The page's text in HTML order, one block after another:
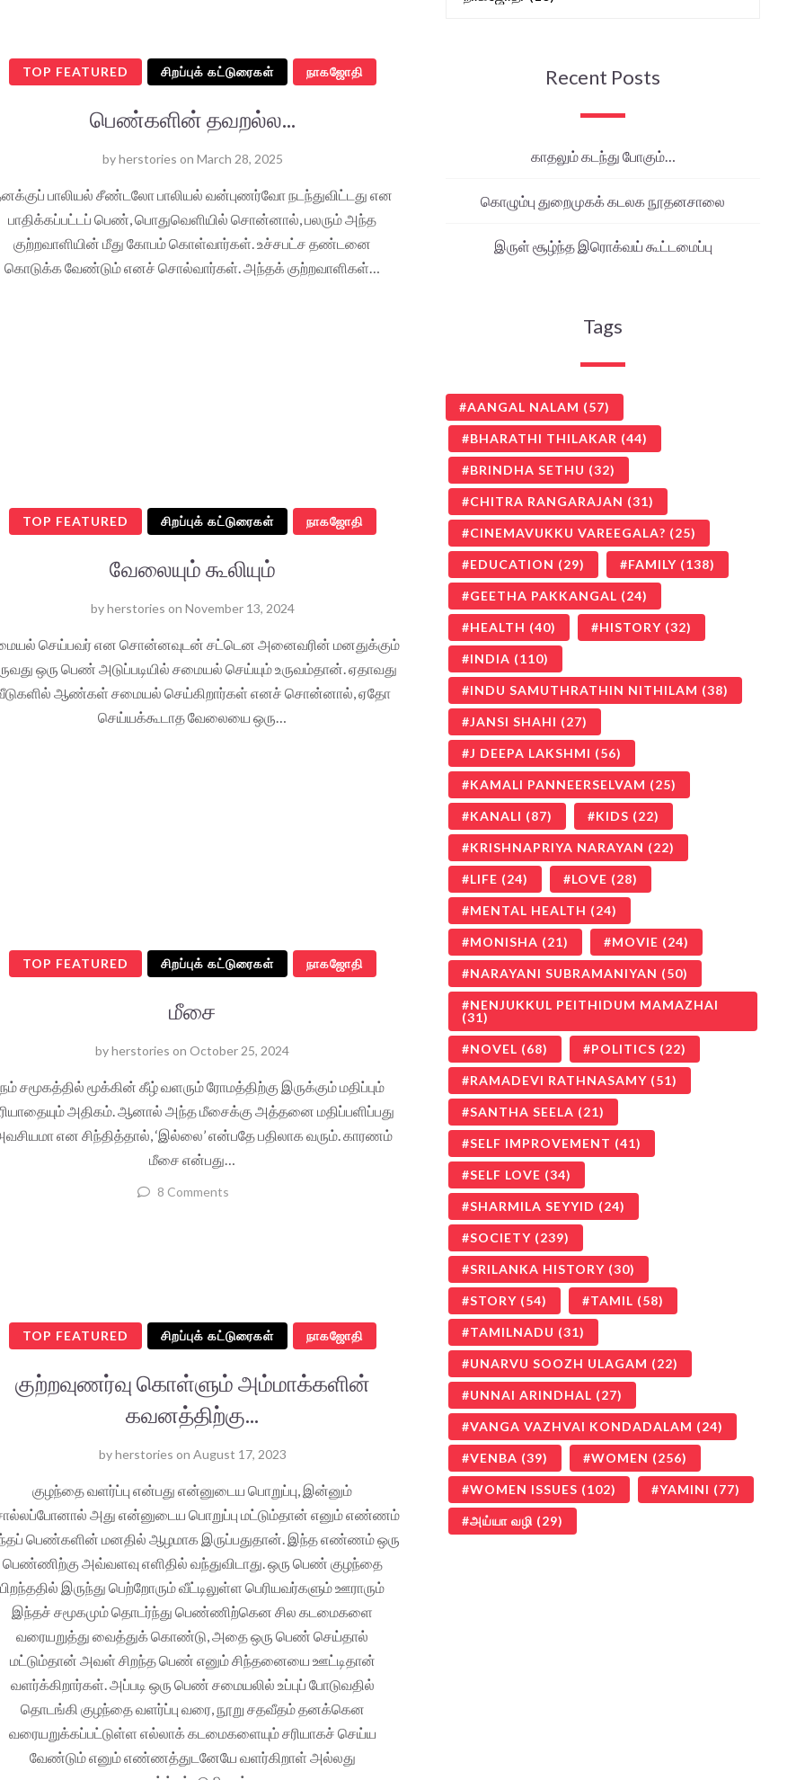
TOP FEATURED சிறப்புக் கட்டுரைகள் நாகஜோதி
பெண்களின் தவறல்ல...
byherstories on March 28, 2025
பாலியல் சீண்டலோ பாலியல் வன்புணர்வோ நடந்துவிட்டது என
பாதிக்கப்பட்டப் பெண், பொதுவெளியில் சொன்னால், பலரும் அந்த
குற்றவாளியின் மீது கோபம் கொள்வார்கள். உச்சபட்ச தண்டனை
கொடுக்க வேண்டும் எனச் சொல்வார்கள். அந்தக் குற்றவாளிகள்…
TOP FEATURED சிறப்புக் கட்டுரைகள் நாகஜோதி
வேலையும் கூலியும்
byherstories on November 13, 2024
செய்பவர் என சொன்னவுடன் சட்டென அனைவரின் மனதுக்கும்
ஒரு பெண் அடுப்படியில் சமையல் செய்யும் உருவம்தான். ஏதாவது
ஆண்கள் சமையல் செய்கிறார்கள் எனச் சொன்னால், ஏதோ
செய்யக்கூடாத வேலையை ஒரு…
TOP FEATURED சிறப்புக் கட்டுரைகள் நாகஜோதி
மீசை
byherstories on October 25, 2024
நம் சமூகத்தில் மூக்கின் கீழ் வளரும் ரோமத்திற்கு இருக்கும் மதிப்பும்
அதிகம். ஆனால் அந்த மீசைக்கு அத்தனை மதிப்பளிப்பது
என சிந்தித்தால், ‘இல்லை’ என்பதே பதிலாக வரும். காரணம்
மீசை என்பது…
8 Comments
TOP FEATURED சிறப்புக் கட்டுரைகள் நாகஜோதி
குற்றவுணர்வு கொள்ளும் அம்மாக்களின்
கவனத்திற்கு...
byherstories on August 17, 2023
குழந்தை வளர்ப்பு என்பது என்னுடைய பொறுப்பு, இன்னும்
அது என்னுடைய பொறுப்பு மட்டும்தான் எனும் எண்ணம்
பெண்களின் மனதில் ஆழமாக இருப்பதுதான். இந்த எண்ணம் ஒரு
பெண்ணிற்கு அவ்வளவு எளிதில் வந்துவிடாது. ஒரு பெண் குழந்தை
பிறந்ததில் இருந்து பெற்றோரும் வீட்டிலுள்ள பெரியவர்களும் ஊராரும்
இந்தச் சமூகமும் தொடர்ந்து பெண்ணிற்கென சில கடமைகளை
வரையறுத்து வைத்துக் கொண்டு, அதை ஒரு பெண் செய்தால்
மட்டும்தான் அவள் சிறந்த பெண் எனும் சிந்தனையை ஊட்டிதான்
வளர்க்கிறார்கள். அப்படி ஒரு பெண் சமையலில் உப்புப் போடுவதில்
தொடங்கி குழந்தை வளர்ப்பு வரை, நூறு சதவீதம் தனக்கென
வரையறுக்கப்பட்டுள்ள எல்லாக் கடமைகளையும் சரியாகச் செய்ய
வேண்டும் எனும் எண்ணத்துடனேயே வளர்கிறாள் அல்லது
Recent Posts
காதலும் கடந்து போகும்…
கொழும்பு துறைமுகக் கடலக நூதனசாலை
இருள் சூழ்ந்த இரொக்வய் கூட்டமைப்பு
Tags
AANGAL NALAM (57)
BHARATHI THILAKAR (44)
BRINDHA SETHU (32)
CHITRA RANGARAJAN (31)
CINEMAVUKKU VAREEGALA? (25)
EDUCATION (29) FAMILY (138)
GEETHA PAKKANGAL (24)
HEALTH (40) HISTORY (32)
INDIA (110)
INDU SAMUTHRATHIN NITHILAM (38)
JANSI SHAHI (27)
J DEEPA LAKSHMI (56)
KAMALI PANNEERSELVAM (25)
KANALI (87) KIDS (22)
KRISHNAPRIYA NARAYAN (22)
LIFE (24) LOVE (28)
MENTAL HEALTH (24)
MONISHA (21) MOVIE (24)
NARAYANI SUBRAMANIYAN (50)
NENJUKKUL PEITHIDUM MAMAZHAI
(31)
NOVEL (68) POLITICS (22)
RAMADEVI RATHNASAMY (51)
SANTHA SEELA (21)
SELF IMPROVEMENT (41)
SELF LOVE (34)
SHARMILA SEYYID (24)
SOCIETY (239)
SRILANKA HISTORY (30)
STORY (54) TAMIL (58)
TAMILNADU (31)
UNARVU SOOZH ULAGAM (22)
UNNAI ARINDHAL (27)
VANGA VAZHVAI KONDADALAM (24)
VENBA (39) WOMEN (256)
WOMEN ISSUES (102) YAMINI (77)
அய்யா வழி (29)